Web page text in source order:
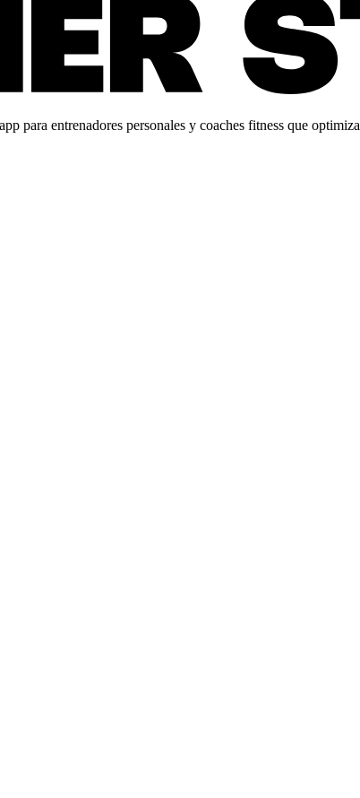
para entrenadores personales y coaches fitness que